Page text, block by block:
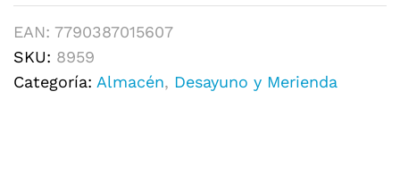
EAN: 7790387015607
SKU: 8959
Categoría: Almacén, Desayuno y Merienda